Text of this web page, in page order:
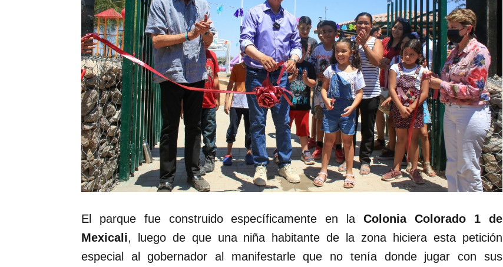
El parque fue construido específicamente en laColonia Colorado 1 de
Mexicali, luego de que una niña habitante de la zona hiciera esta petición
especial al gobernador al manifestarle que no tenía donde jugar con sus